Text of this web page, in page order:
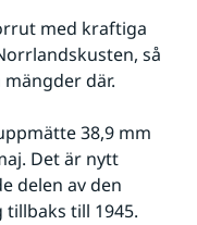
med kraftiga
så
där.
38,9 mm
Det är nytt
delen av den
till 1945.